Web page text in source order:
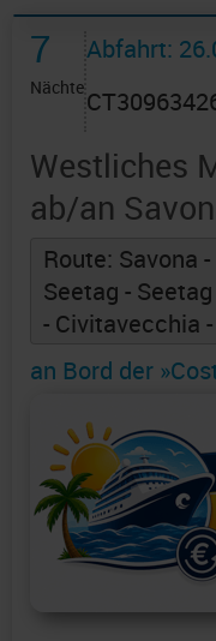
7
Nächte
Abfahrt:
Westliches
ab/an
Route: Savona
Seetag -
- Civitavecchia
an Bord der